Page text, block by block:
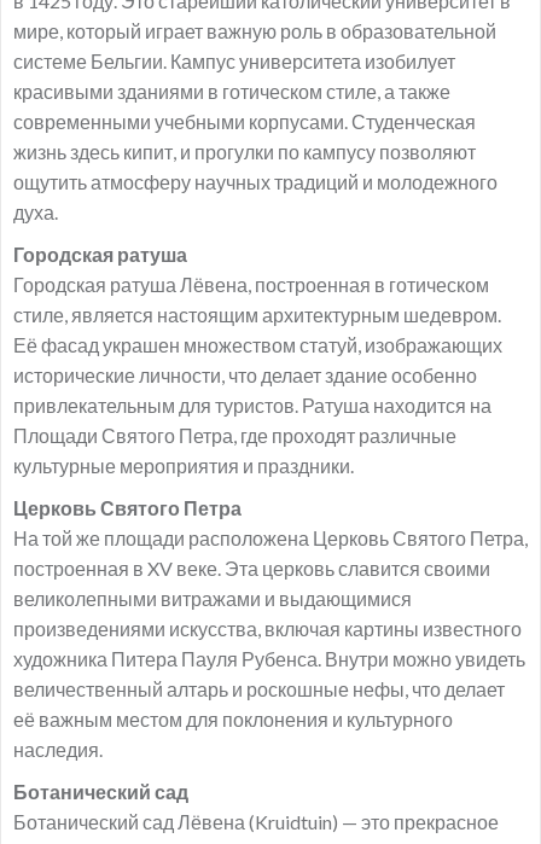
мире, который играет важную роль в образовательной
системе Бельгии. Кампус университета изобилует
красивыми зданиями в готическом стиле, а также
современными учебными корпусами. Студенческая
жизнь здесь кипит, и прогулки по кампусу позволяют
ощутить атмосферу научных традиций и молодежного
духа.
Городская ратуша
Городская ратуша Лёвена, построенная в готическом
стиле, является настоящим архитектурным шедевром.
Её фасад украшен множеством статуй, изображающих
исторические личности, что делает здание особенно
привлекательным для туристов. Ратуша находится на
Площади Святого Петра, где проходят различные
культурные мероприятия и праздники.
Церковь Святого Петра
На той же площади расположена Церковь Святого Петра,
построенная в XV веке. Эта церковь славится своими
великолепными витражами и выдающимися
произведениями искусства, включая картины известного
художника Питера Пауля Рубенса. Внутри можно увидеть
величественный алтарь и роскошные нефы, что делает
её важным местом для поклонения и культурного
наследия.
Ботанический сад
Ботанический сад Лёвена (Kruidtuin) — это прекрасное